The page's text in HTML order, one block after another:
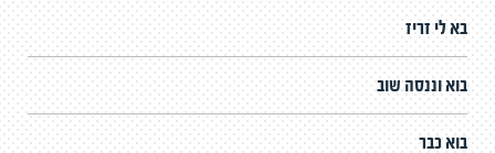
בא לי זריז
בוא וננסה שוב
בוא כבר